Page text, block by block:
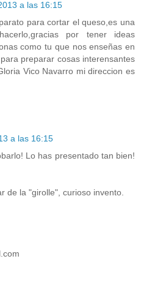
a las 16:15
para cortar el queso,es una
por tener ideas
como tu que nos enseñas en
preparar cosas interensantes
Vico Navarro mi direccion es
a las 16:15
Lo has presentado tan bien!
de la "girolle", curioso invento.